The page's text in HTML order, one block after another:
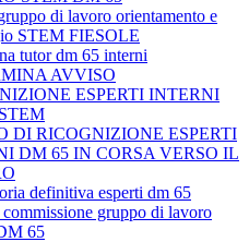
di lavoro orientamento e
STEM FIESOLE
tutor dm 65 interni
AVVISO
ESPERTI INTERNI
DI RICOGNIZIONE ESPERTI
DM 65 IN CORSA VERSO IL
definitiva esperti dm 65
gruppo di lavoro
65